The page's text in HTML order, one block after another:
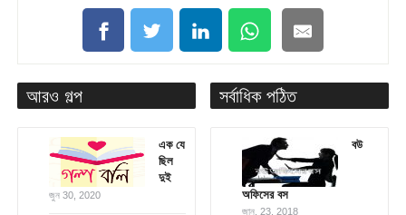
আরও গল্প
এক যে
ছিল
দুই
জুন 30, 2020
সর্বাধিক পঠিত
বউ
অফিসের বস
জানু. 23, 2018